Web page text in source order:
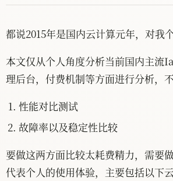
都说2015年是国内云计算元年，对我
本文仅从个人角度分析当前国内主流
理后台，付费机制等方面进行分析，
性能对比测试
故障率以及稳定性比较
要做这两方面比较太耗费精力，需要
代表个人的使用体验，主要包括以下